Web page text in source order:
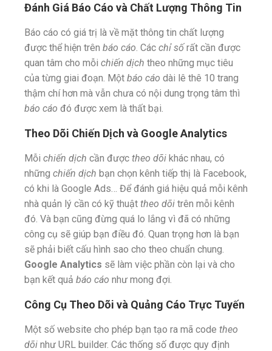
Đánh Giá Báo Cáo và Chất Lượng Thông Tin
Báo cáo có giá trị là về mặt thông tin chất lượng
được thể hiện trên báo cáo. Các chỉ sốrất cần được
quan tâm cho mỗi chiến dịch theo những mục tiêu
của từng giai đoạn. Một báo cáo dài lê thê 10 trang
thậm chí hơn mà vẫn chưa có nội dung trọng tâm thì
báo cáo đó được xem là thất bại.
Theo Dõi Chiến Dịch và Google Analytics
Mỗi chiến dịch cần được theo dõi khác nhau, có
những chiến dịch bạn chọn kênh tiếp thị là Facebook,
có khi là Google Ads… Để đánh giá hiệu quả mỗi kênh
nhà quản lý cần có kỹ thuật theo dõi trên mỗi kênh
đó. Và bạn cũng đừng quá lo lắng vì đã có những
công cụ sẽ giúp bạn điều đó. Quan trọng hơn là bạn
sẽ phải biết cấu hình sao cho theo chuẩn chung.
Google Analytics sẽ làm việc phần còn lại và cho
bạn kết quả báo cáo như mong đợi.
Công Cụ Theo Dõi và Quảng Cáo Trực Tuyến
Một số website cho phép bạn tạo ra mã code theo
dõi như URL builder. Các thống số được quy định